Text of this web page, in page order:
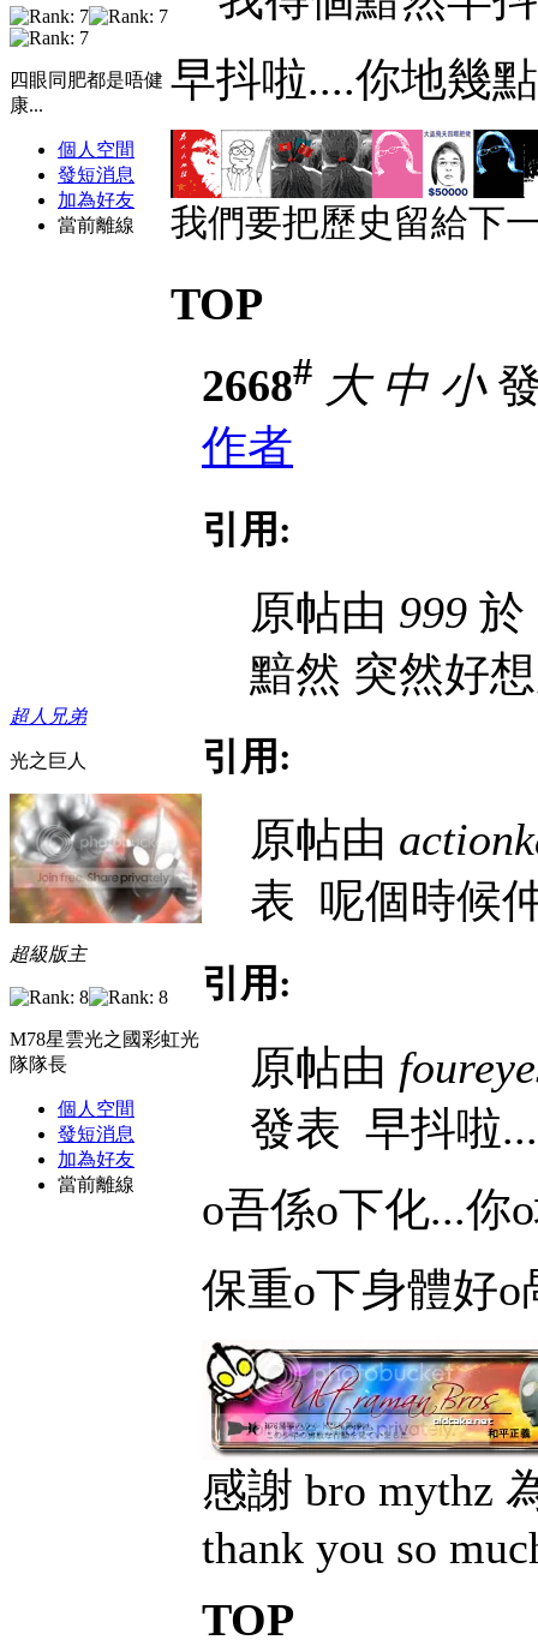
四眼同肥都是唔健
康...
個人空間
發短消息
加為好友
當前離線
早抖啦....你地幾
我們要把歷史留給下
TOP
超人兄弟
光之巨人
超級版主
M78星雲光之國彩虹光
隊隊長
個人空間
發短消息
加為好友
當前離線
2668# 大 中 小
作者
引用:
原帖由 999 於
黯然 突然好
引用:
原帖由
表 呢個時候
引用:
原帖由
發表 早抖啦
o吾係o下化...你
保重o下身體好o
感謝 bro mythz
thank you so
TOP